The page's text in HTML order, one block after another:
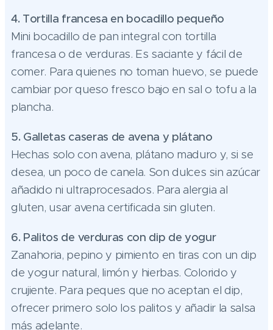
4. Tortilla francesa en bocadillo pequeño
Mini bocadillo de pan integral con tortilla
francesa o de verduras. Es saciante y fácil de
comer. Para quienes no toman huevo, se puede
cambiar por queso fresco bajo en sal o tofu a la
plancha.
5. Galletas caseras de avena y plátano
Hechas solo con avena, plátano maduro y, si se
desea, un poco de canela. Son dulces sin azúcar
añadido ni ultraprocesados. Para alergia al
gluten, usar avena certificada sin gluten.
6. Palitos de verduras con dip de yogur
Zanahoria, pepino y pimiento en tiras con un dip
de yogur natural, limón y hierbas. Colorido y
crujiente. Para peques que no aceptan el dip,
ofrecer primero solo los palitos y añadir la salsa
más adelante.